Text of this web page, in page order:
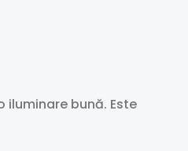
bună. Este